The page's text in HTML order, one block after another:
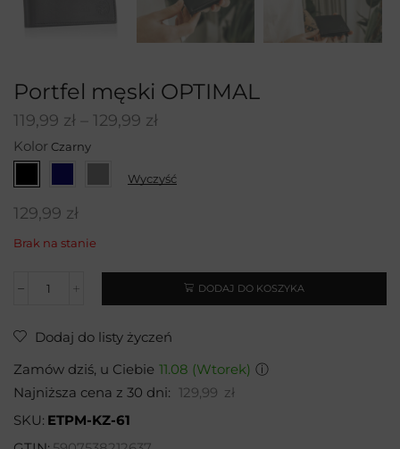
Portfel męski OPTIMAL
119,99 zł 129,99 zł
Kolor
Wyczyść
129,99 zł
Brak na stanie
DODAJ DO KOSZYKA
Dodaj do listy życzeń
Zamów dziś, u Ciebie 11.08 (Wtorek) ⓘ
Najniższa cena z 30 dni:
129,99 zł
SKU: ETPM-KZ-61